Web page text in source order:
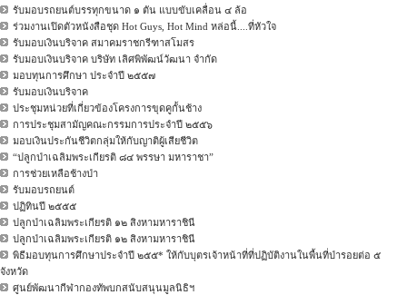
รับมอบรถยนต์บรรทุกขนาด ๑ ตัน แบบขับเคลื่อน ๔ ล้อ
ร่วมงานเปิดตัวหนังสือชุด Hot Guys, Hot Mind หล่อนี้....ที่หัวใจ
รับมอบเงินบริจาค สมาคมราชกรีฑาสโมสร
รับมอบเงินบริจาค บริษัท เลิศพิพัฒน์วัฒนา จำกัด
มอบทุนการศึกษา ประจำปี ๒๕๕๗
รับมอบเงินบริจาค
ประชุมหน่วยที่เกี่ยวข้องโครงการขุดคูกั้นช้าง
การประชุมสามัญคณะกรรมการประจำปี ๒๕๕๖
มอบเงินประกันชีวิตกลุ่มให้กับญาติผู้เสียชีวิต
“ปลูกป่าเฉลิมพระเกียรติ ๘๔ พรรษา มหาราชา”
การช่วยเหลือช้างป่า
รับมอบรถยนต์
ปฏิทินปี ๒๕๕๕
ปลูกป่าเฉลิมพระเกียรติ ๑๒ สิงหามหาราชินี
ปลูกป่าเฉลิมพระเกียรติ ๑๒ สิงหามหาราชินี
พิธีมอบทุนการศึกษาประจำปี ๒๕๕* ให้กับบุตรเจ้าหน้าที่ที่ปฏิบัติงานในพื้นที่ป่ารอยต่อ ๕
จังหวัด
ศูนย์พัฒนากีฬากองทัพบกสนับสนุนมูลนิธิฯ